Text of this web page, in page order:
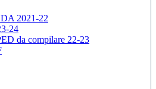
2021-22
24
da compilare 22-23